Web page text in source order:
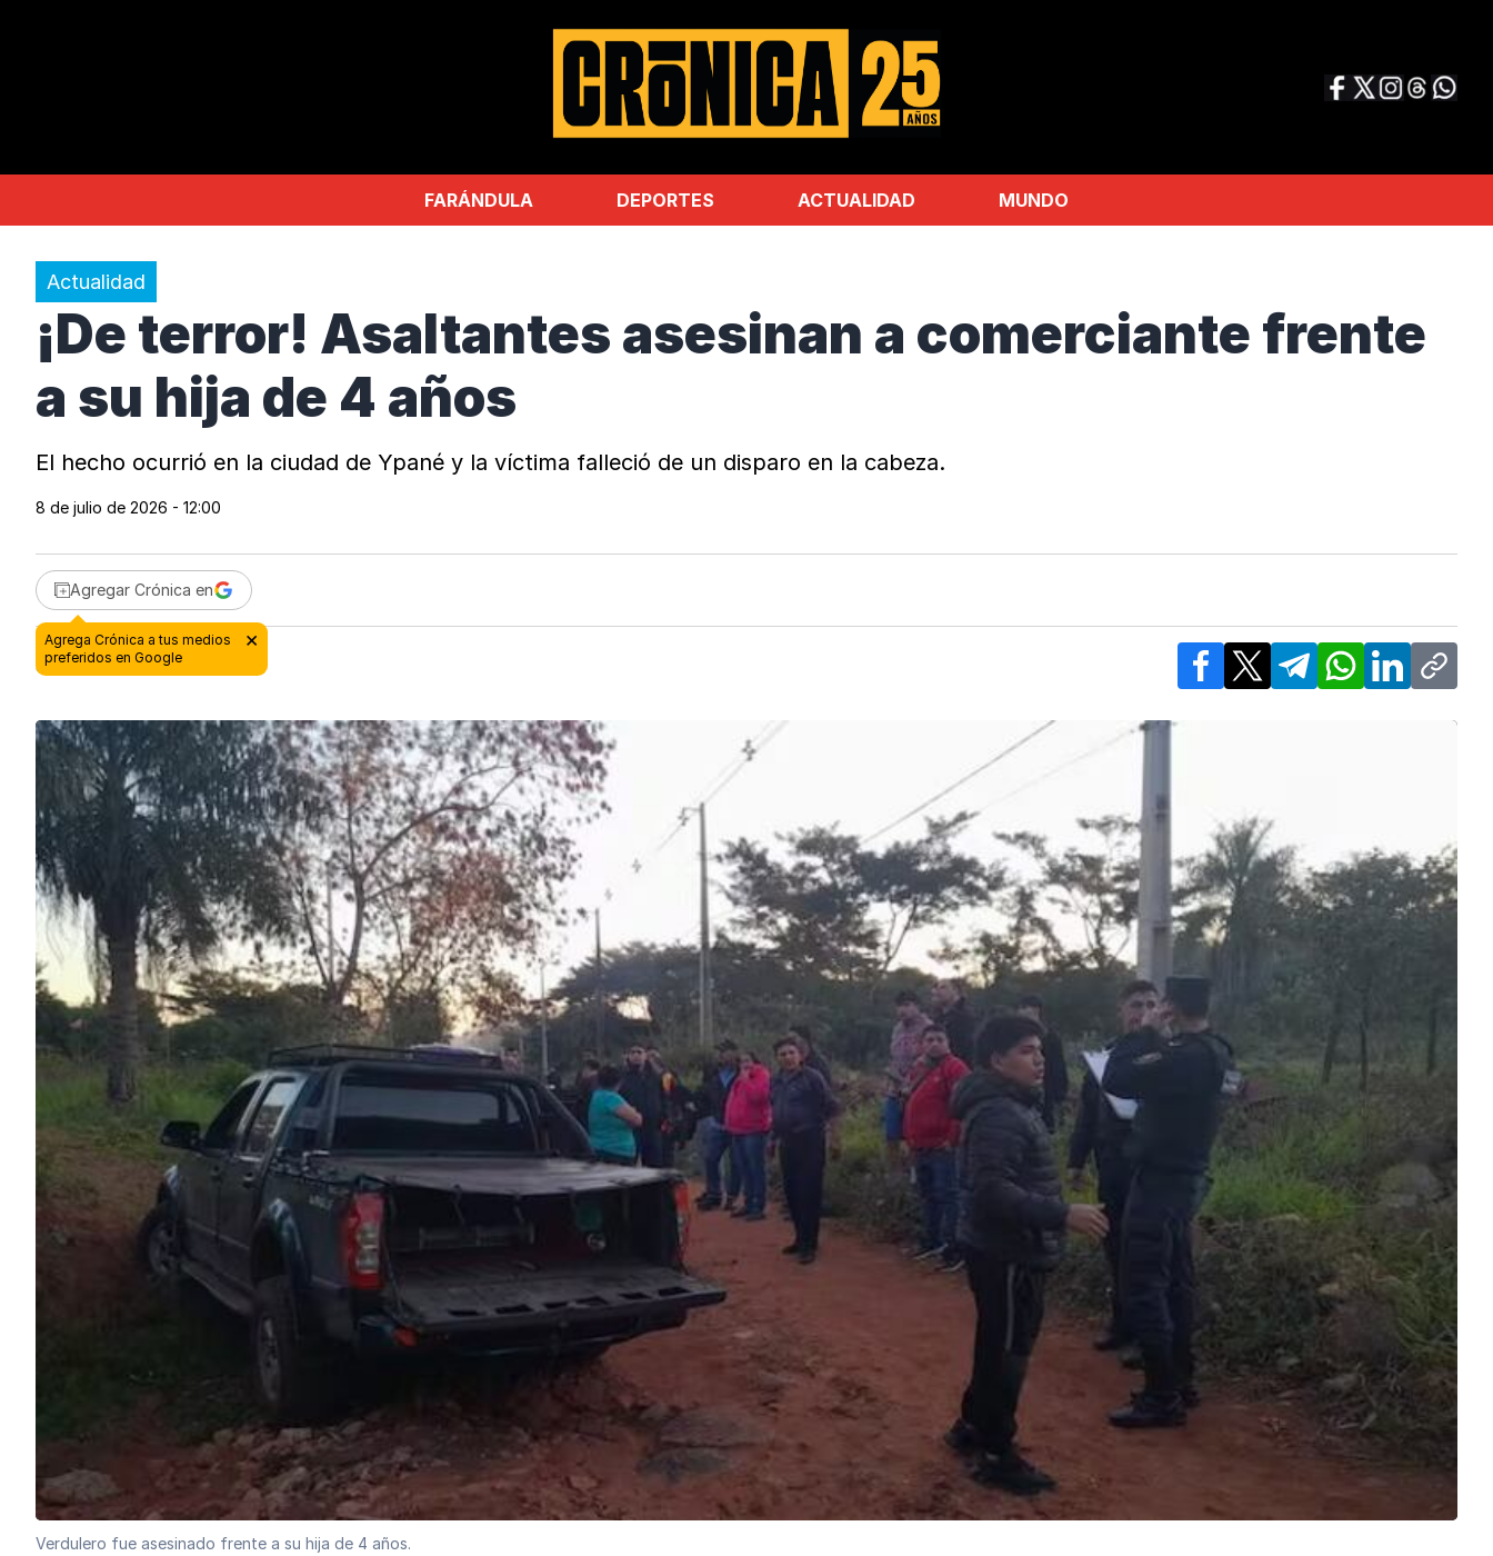
FARÁNDULA DEPORTES ACTUALIDAD MUNDO
Actualidad
¡De terror! Asaltantes asesinan a comerciante frente
a su hija de 4 años
El hecho ocurrió en la ciudad de Ypané y la víctima falleció de un disparo en la cabeza.
8 de julio de 2026 - 12:00
Agregar Crónica en
8 de julio de 2026 - 12:00
Facebook
X TelegramWhatsApp
LinkedInCopy
Verdulero fue asesinado frente a su hija de 4 años.